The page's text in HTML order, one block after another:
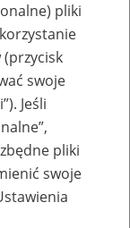
pliki
swoje
Jeśli
pliki
swoje